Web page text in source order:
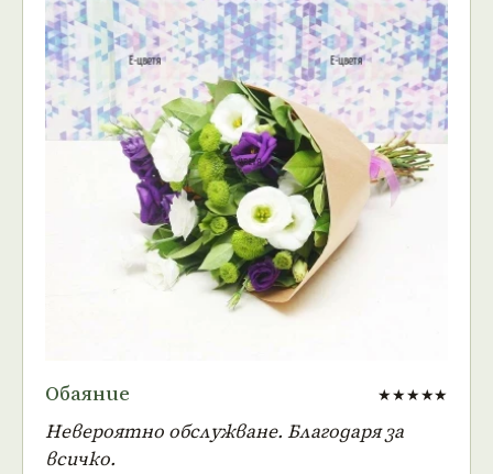
Обаяние ★★★★★
Невероятно обслужване. Благодаря за
всичко.